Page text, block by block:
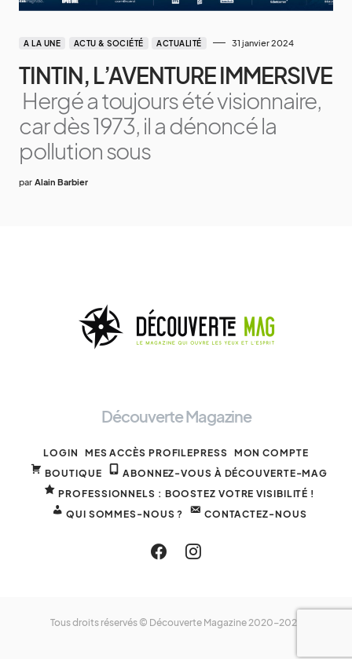
A LA UNE ACTU & SOCIÉTÉ ACTUALITÉ 31 janvier 2024
TINTIN, L’AVENTURE IMMERSIVE
Hergé a toujours été visionnaire,
car dès 1973, il a dénoncé la
pollution sous
par Alain Barbier
Découverte Magazine
LOGIN MES ACCÈS PROFILEPRESS MON COMPTE
BOUTIQUE
ABONNEZ-VOUS À DÉCOUVERTE-MAG
PROFESSIONNELS : BOOSTEZ VOTRE VISIBILITÉ !
QUI SOMMES-NOUS ?
CONTACTEZ-NOUS
Tous droits réservés © Découverte Magazine 2020-2025